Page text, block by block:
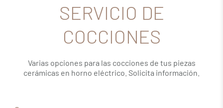
SERVICIO DE
COCCIONES
Varias opciones para las cocciones de tus piezas
cerámicas en horno eléctrico. Solicita información.